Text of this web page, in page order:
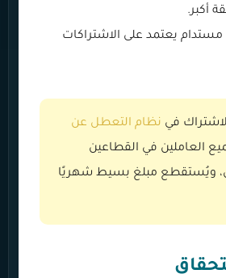
أكبر.
مستدام يعتمد على الاشتراكات
في نظام التعطل عن
العاملين في القطاعين
ويُستقطع مبلغ بسيط شهريًا